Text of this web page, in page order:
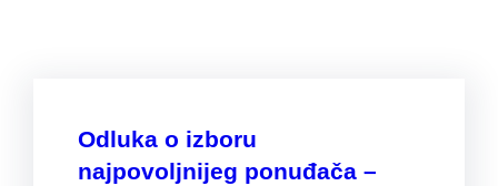
Odluka o izboru
najpovoljnijeg ponuđača –